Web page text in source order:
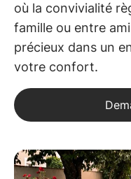
où la convivialité
famille ou entre
précieux dans un
votre confort.